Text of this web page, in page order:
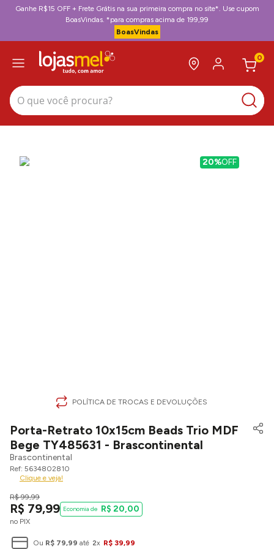
Ganhe R$15 OFF + Frete Grátis na sua primeira compra no site*. Use cupom
BoasVindas. *para compras acima de 199,99
BoasVindas
0
O que você procura?
20%OFF
POLÍTICA DE TROCAS E DEVOLUÇÕES
Porta-Retrato 10x15cm Beads Trio MDF
Bege TY485631 - Brascontinental
Brascontinental
5634802810
Clique e veja!
R$ 99,99
R$ 79,99
no PIX
R$ 20,00
Ou R$ 79,99 até 2x R$ 39,99